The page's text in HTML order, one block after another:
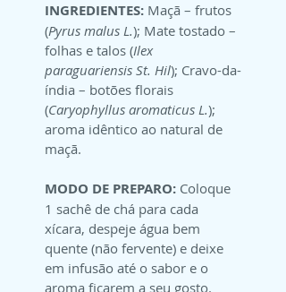
INGREDIENTES: Maçã – frutos
(Pyrus malus L.); Mate tostado –
folhas e talos (Ilex
paraguariensis St. Hil); Cravo-da-
índia – botões florais
(Caryophyllus aromaticus L.);
aroma idêntico ao natural de
maçã.
MODO DE PREPARO: Coloque
1 sachê de chá para cada
xícara, despeje água bem
quente (não fervente) e deixe
em infusão até o sabor e o
aroma ficarem a seu gosto.